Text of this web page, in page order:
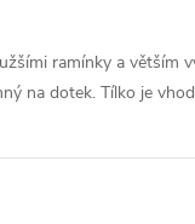
ramínky a větším
na dotek. Tílko je